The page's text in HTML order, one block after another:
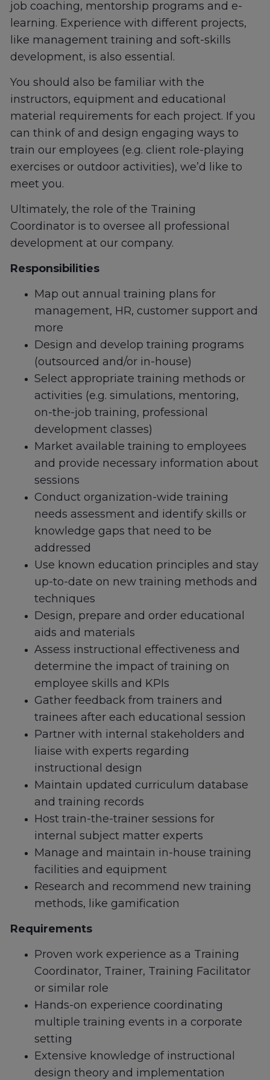
job coaching, mentorship programs and e-
learning. Experience with different projects,
like management training and soft-skills
development, is also essential.
You should also be familiar with the
instructors, equipment and educational
material requirements for each project. If you
can think of and design engaging ways to
train our employees (e.g. client role-playing
exercises or outdoor activities), we’d like to
meet you.
Ultimately, the role of the Training
Coordinator is to oversee all professional
development at our company.
Responsibilities
Map out annual training plans for
management, HR, customer support and
more
Design and develop training programs
(outsourced and/or in-house)
Select appropriate training methods or
activities (e.g. simulations, mentoring,
on-the-job training, professional
development classes)
Market available training to employees
and provide necessary information about
sessions
Conduct organization-wide training
needs assessment and identify skills or
knowledge gaps that need to be
addressed
Use known education principles and stay
up-to-date on new training methods and
techniques
Design, prepare and order educational
aids and materials
Assess instructional effectiveness and
determine the impact of training on
employee skills and KPIs
Gather feedback from trainers and
trainees after each educational session
Partner with internal stakeholders and
liaise with experts regarding
instructional design
Maintain updated curriculum database
and training records
Host train-the-trainer sessions for
internal subject matter experts
Manage and maintain in-house training
facilities and equipment
Research and recommend new training
methods, like gamification
Requirements
Proven work experience as a Training
Coordinator, Trainer, Training Facilitator
or similar role
Hands-on experience coordinating
multiple training events in a corporate
setting
Extensive knowledge of instructional
design theory and implementation